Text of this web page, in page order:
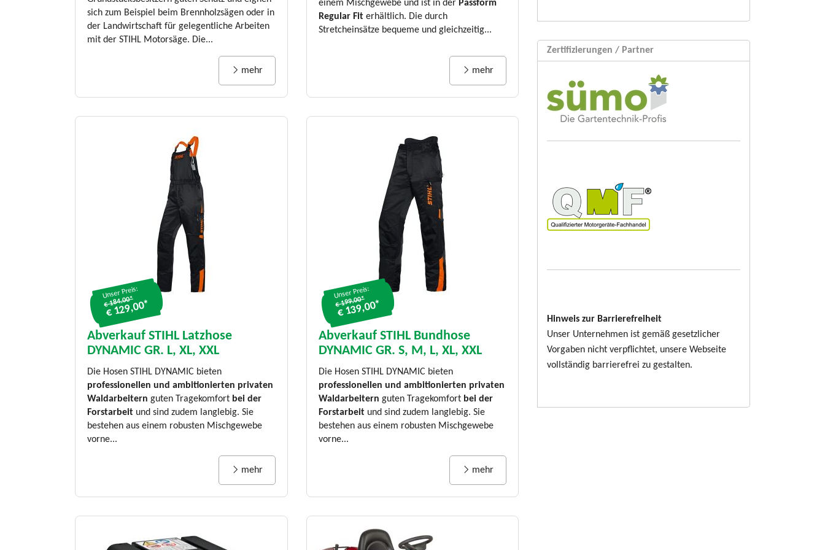
sich zum Beispiel beim Brennholzsägen oder in
der Landwirtschaft für gelegentliche Arbeiten
mit der STIHL Motorsäge. Die...
mehr
einem Mischgewebe und ist in der Passform
Regular Fit erhältlich. Die durch
Stretcheinsätze bequeme und gleichzeitig...
mehr
Unser Preis:
€ 184.00*
€ 129,00*
Abverkauf STIHL Latzhose
DYNAMIC GR. L, XL, XXL
Die Hosen STIHL DYNAMIC bieten
professionellen und ambitionierten privaten
Waldarbeitern guten Tragekomfort bei der
Forstarbeit und sind zudem langlebig. Sie
bestehen aus einem robusten Mischgewebe
vorne...
mehr
Unser Preis:
€ 199.00*
€ 139,00*
Abverkauf STIHL Bundhose
DYNAMIC GR. S, M, L, XL, XXL
Die Hosen STIHL DYNAMIC bieten
professionellen und ambitionierten privaten
Waldarbeitern guten Tragekomfort bei der
Forstarbeit und sind zudem langlebig. Sie
bestehen aus einem robusten Mischgewebe
vorne...
mehr
Zertifizierungen / Partner
Hinweis zur Barrierefreiheit
Unser Unternehmen ist gemäß gesetzlicher
Vorgaben nicht verpflichtet, unsere Webseite
vollständig barrierefrei zu gestalten.